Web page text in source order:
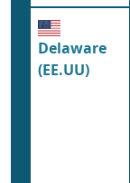
Delaware
(EE.UU)